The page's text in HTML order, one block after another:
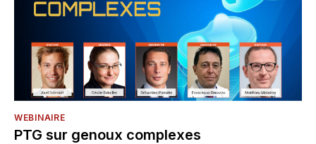
WEBINAIRE
PTG sur genoux complexes